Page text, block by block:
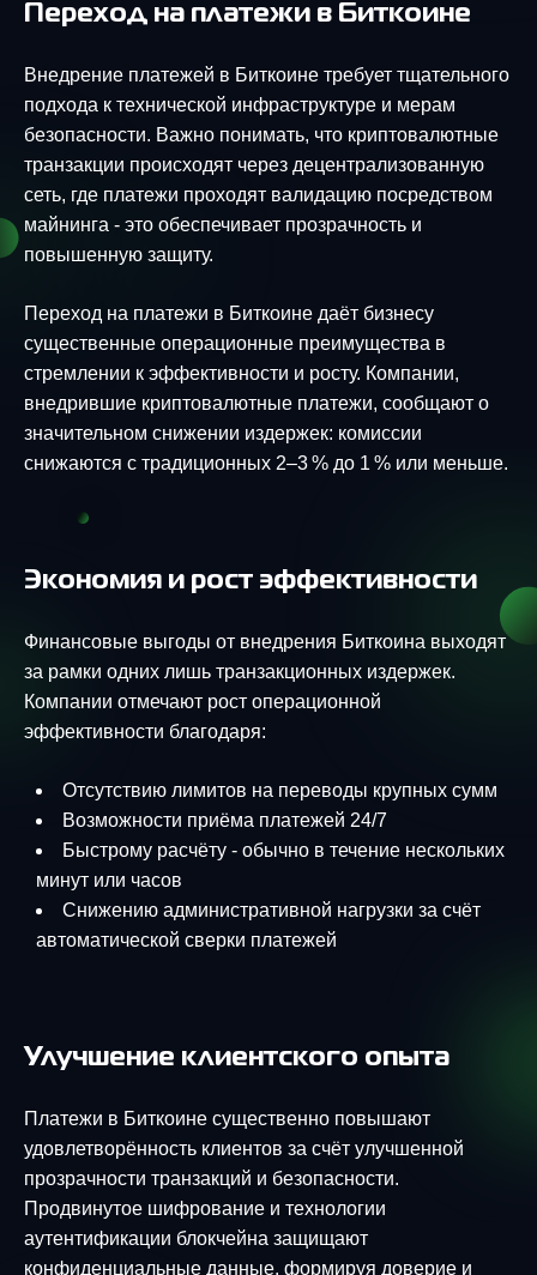
Переход на платежи в Биткоине
Внедрение платежей в Биткоине требует тщательного
подхода к технической инфраструктуре и мерам
безопасности. Важно понимать, что криптовалютные
транзакции происходят через децентрализованную
сеть, где платежи проходят валидацию посредством
майнинга - это обеспечивает прозрачность и
повышенную защиту.
Переход на платежи в Биткоине даёт бизнесу
существенные операционные преимущества в
стремлении к эффективности и росту. Компании,
внедрившие криптовалютные платежи, сообщают о
значительном снижении издержек: комиссии
снижаются с традиционных 2–3 % до 1 % или меньше.
Экономия и рост эффективности
Финансовые выгоды от внедрения Биткоина выходят
за рамки одних лишь транзакционных издержек.
Компании отмечают рост операционной
эффективности благодаря:
Отсутствию лимитов на переводы крупных сумм
Возможности приёма платежей 24/7
Быстрому расчёту - обычно в течение нескольких
минут или часов
Снижению административной нагрузки за счёт
автоматической сверки платежей
Улучшение клиентского опыта
Платежи в Биткоине существенно повышают
удовлетворённость клиентов за счёт улучшенной
прозрачности транзакций и безопасности.
Продвинутое шифрование и технологии
аутентификации блокчейна защищают
конфиденциальные данные, формируя доверие и